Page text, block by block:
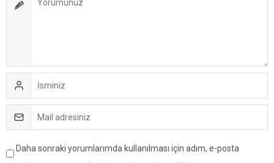
Daha sonraki yorumlarımda kullanılması için adım, e-posta